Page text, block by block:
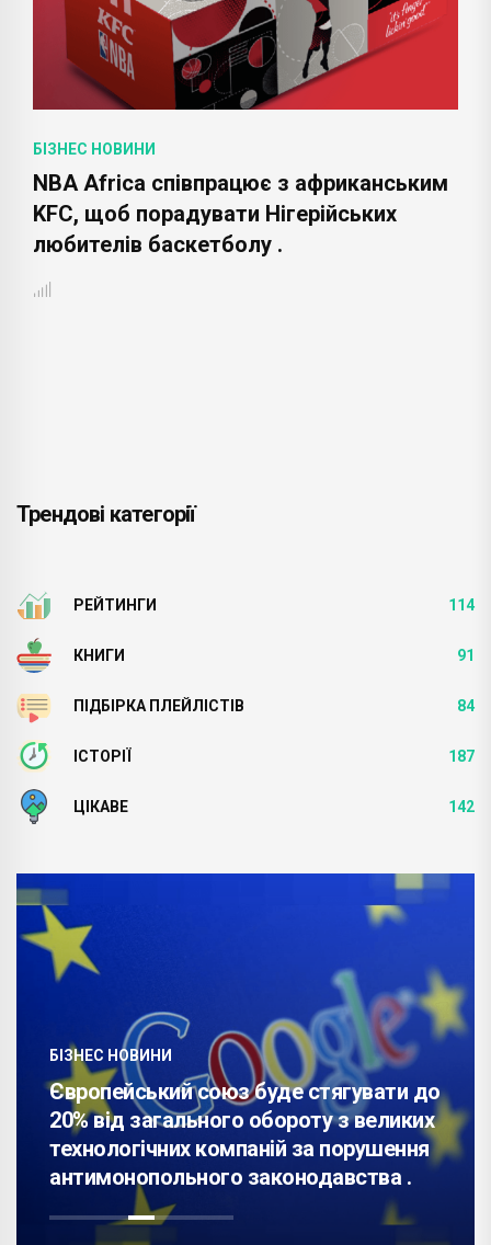
БІЗНЕС НОВИНИ
NBA Africa співпрацює з африканським
KFC, щоб порадувати Нігерійських
любителів баскетболу .
Трендові категорії
РЕЙТИНГИ 114
КНИГИ 91
ПІДБІРКА ПЛЕЙЛІСТІВ 84
ІСТОРІЇ 187
ЦІКАВЕ 142
БІЗНЕС НОВИНИ
Європейський союз буде стягувати до
20% від загального обороту з великих
технологічних компаній за порушення
антимонопольного законодавства .